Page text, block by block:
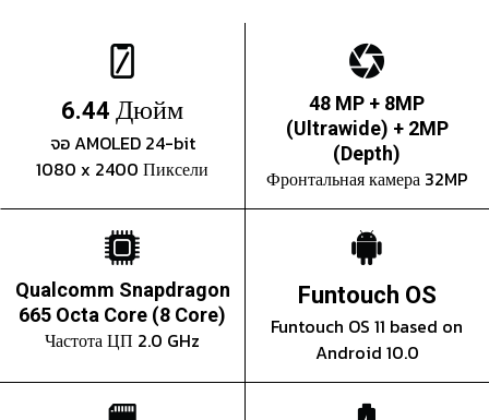
6.44 Дюйм
จอ AMOLED 24-bit
1080 x 2400 Пиксели
48 MP + 8MP
(Ultrawide) + 2MP
(Depth)
Фронтальная камера 32MP
Qualcomm Snapdragon
665 Octa Core (8 Core)
Частота ЦП 2.0 GHz
Funtouch OS
Funtouch OS 11 based on
Android 10.0